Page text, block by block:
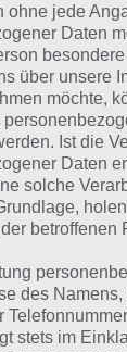
ohne jede
Daten
über unsere
möchte,
Ist die
Daten
solche
betroffenen
des
stets im